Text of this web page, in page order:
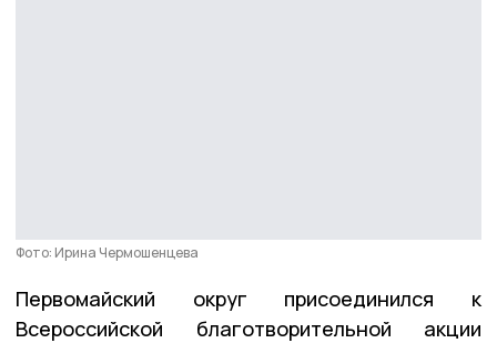
Фото: Ирина Чермошенцева
Первомайский округ присоединился к
Всероссийской благотворительной акции